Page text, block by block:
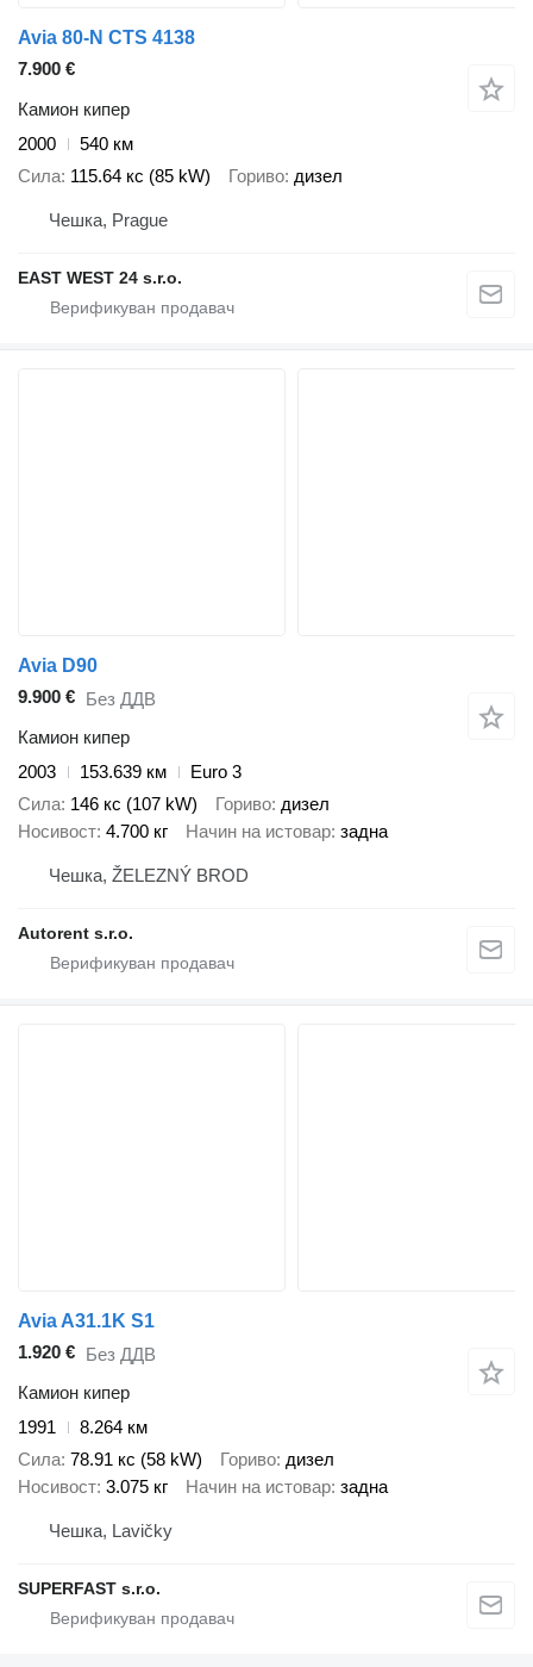
Avia 80-N CTS 4138
7.900 €
Камион кипер
2000
540 км
Сила 115.64 кс (85 kW) Гориво дизел
Чешка, Prague
EAST WEST 24 s.r.o.
Avia D90
9.900 € Без ДДВ
Камион кипер
2003
153.639 км
Euro 3
Сила 146 кс (107 kW) Гориво дизел
Носивост 4.700 кг Начин на истовар задна
Чешка, ŽELEZNÝ BROD
Autorent s.r.o.
Avia A31.1K S1
1.920 € Без ДДВ
Камион кипер
1991
8.264 км
Сила 78.91 кс (58 kW) Гориво дизел
Носивост 3.075 кг Начин на истовар задна
Чешка, Lavičky
SUPERFAST s.r.o.